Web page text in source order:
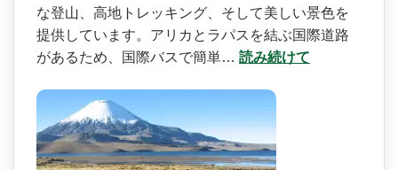
な登山、高地トレッキング、そして美し­い景色を
提供しています。アリカとラパスを結ぶ国際­道路
があるため、国際バスで簡単… 読み続けて